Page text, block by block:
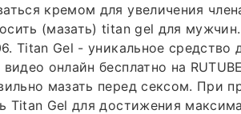
кремом для увеличения
(мазать) titan gel для
Titan Gel - уникальное средство
онлайн бесплатно на
мазать перед сексом. При
Titan Gel для достижения